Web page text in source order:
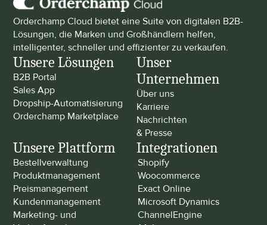
Orderchamp Cloud bietet eine Suite von digitalen B2B-
Lösungen, die Marken und Großhändlern helfen,
intelligenter, schneller und effizienter zu verkaufen.
Unsere Lösungen
B2B Portal
Sales App
Dropship-Automatisierung
Orderchamp Marketplace
Unser
Unternehmen
Über uns
Karriere
Nachrichten
& Presse
Unsere Plattform
Bestellverwaltung
Produktmanagement
Preismanagement
Kundenmanagement
Marketing- und
Integrationen
Shopify
Woocommerce
Exact Online
Microsoft Dynamics
ChannelEngine